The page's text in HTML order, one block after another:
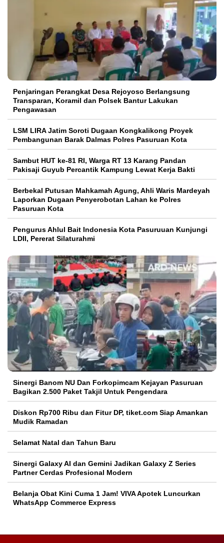
Penjaringan Perangkat Desa Rejoyoso Berlangsung
Transparan, Koramil dan Polsek Bantur Lakukan
Pengawasan
LSM LIRA Jatim Soroti Dugaan Kongkalikong Proyek
Pembangunan Barak Dalmas Polres Pasuruan Kota
Sambut HUT ke-81 RI, Warga RT 13 Karang Pandan
Pakisaji Guyub Percantik Kampung Lewat Kerja Bakti
Berbekal Putusan Mahkamah Agung, Ahli Waris Mardeyah
Laporkan Dugaan Penyerobotan Lahan ke Polres
Pasuruan Kota
Pengurus Ahlul Bait Indonesia Kota Pasuruuan Kunjungi
LDII, Pererat Silaturahmi
Sinergi Banom NU Dan Forkopimcam Kejayan Pasuruan
Bagikan 2.500 Paket Takjil Untuk Pengendara
Diskon Rp700 Ribu dan Fitur DP, tiket.com Siap Amankan
Mudik Ramadan
Selamat Natal dan Tahun Baru
Sinergi Galaxy AI dan Gemini Jadikan Galaxy Z Series
Partner Cerdas Profesional Modern
Belanja Obat Kini Cuma 1 Jam! VIVA Apotek Luncurkan
WhatsApp Commerce Express